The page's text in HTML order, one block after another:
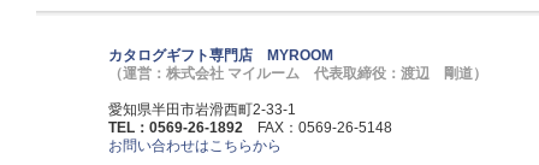
カタログギフト専門店 MYROOM
（運営：株式会社 マイルーム 代表取締役：渡辺 剛道）
愛知県半田市岩滑西町2-33-1
TEL：0569-26-1892 FAX：0569-26-5148
お問い合わせはこちらから